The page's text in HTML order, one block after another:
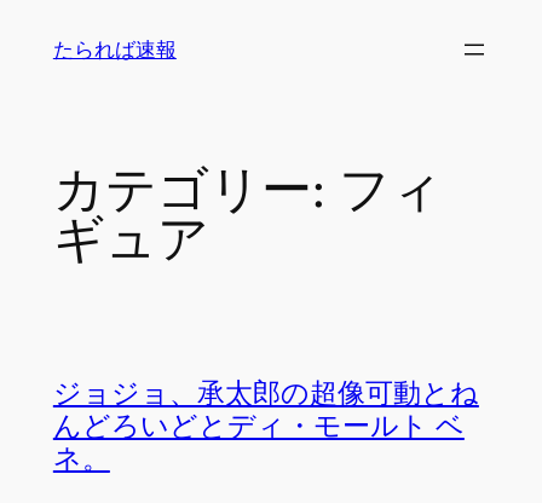
たられば速報
カテゴリー: フィ
ギュア
ジョジョ、承太郎の超像可動とね
んどろいどとディ・モールト ベ
ネ。